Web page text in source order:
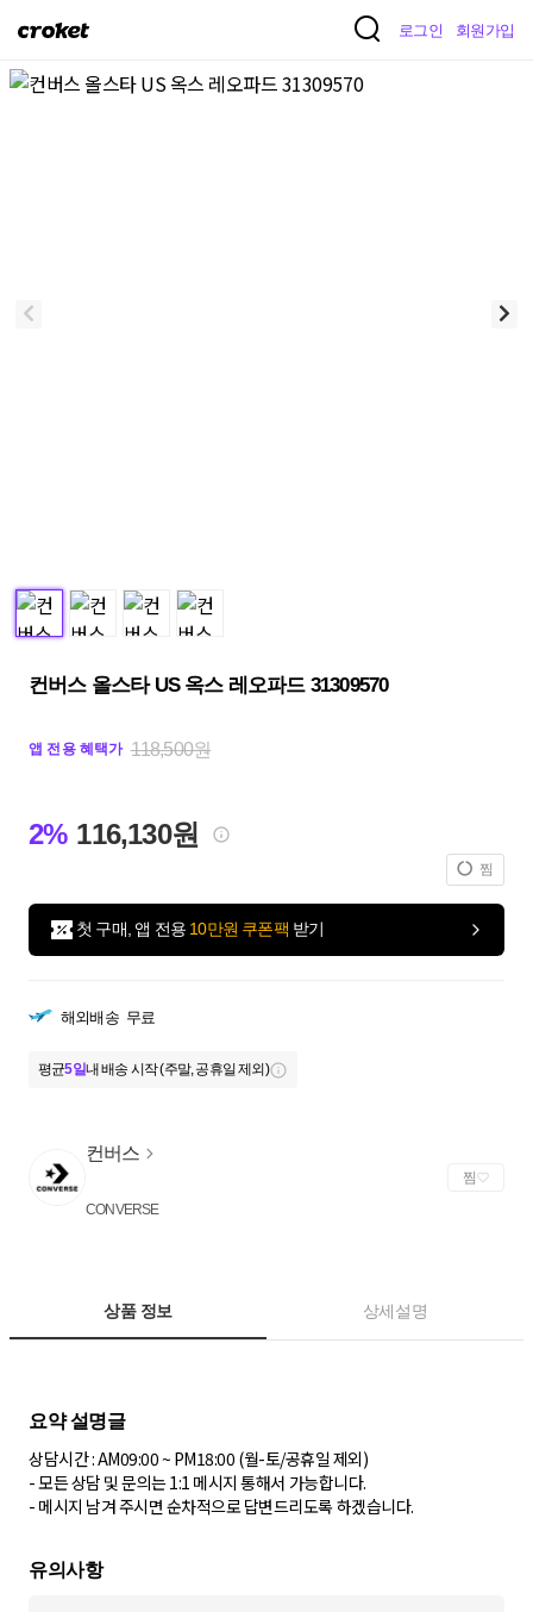
크
켓
로그인 회원가입
컨버스 올스타 US 옥스 레오파드 31309570
앱 전용 혜택가 118,500원
2% 116,130원
찜
첫 구매, 앱 전용 10만원 쿠폰팩 받기
해외배송 무료
평균5일내 배송 시작 (주말, 공휴일 제외)
컨버스
CONVERSE
찜
상품 정보 상세설명
요약 설명글
상담시간 : AM09:00 ~ PM18:00 (월-토/공휴일 제외)
- 모든 상담 및 문의는 1:1 메시지 통해서 가능합니다.
- 메시지 남겨 주시면 순차적으로 답변드리도록 하겠습니다.
유의사항